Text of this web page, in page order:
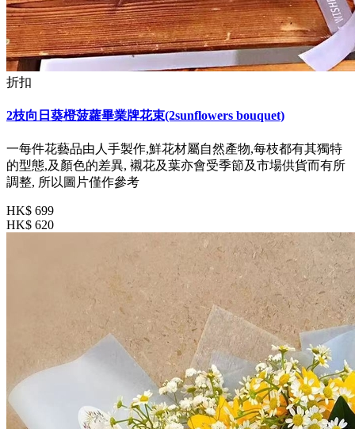
折扣
2枝向日葵橙菠蘿畢業牌花束(2sunflowers bouquet)
一每件花藝品由人手製作,鮮花材屬自然產物,每枝都有其獨特
的型態,及顏色的差異, 襯花及葉亦會受季節及市場供貨而有所
調整, 所以圖片僅作參考
HK$ 699
HK$ 620